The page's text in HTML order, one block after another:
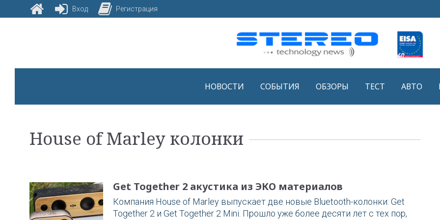
НОВОСТИ СОБЫТИЯ ОБЗОРЫ ТЕСТ АВТО
Метка:
of
House of Marley колонки
Get Together 2 акустика из ЭКО материалов
Компания House of Marley выпускает две новые Bluetooth-колонки: Get
Together 2 и Get Together 2 Mini. Прошло уже более десяти лет с тех пор,
Вход Регистрация